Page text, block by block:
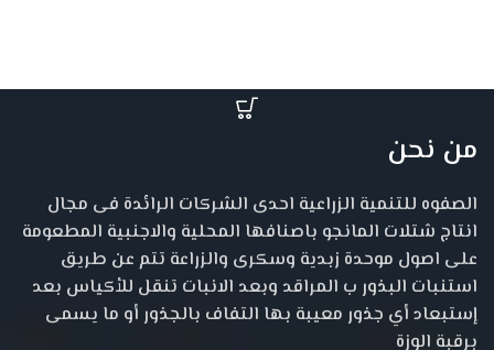
من نحن
الصفوه للتنمية الزراعية احدى الشركات الرائدة فى مجال
انتاج شتلات المانجو باصنافها المحلية والاجنبية المطعومة
على اصول موحدة زبدية وسكرى والزراعة تتم عن طريق
استنبات البذور ب المراقد وبعد الانبات تنقل للأكياس بعد
إستبعاد أي جذور معيبة بها التفاف بالجذور أو ما يسمى
برقبة الوزة